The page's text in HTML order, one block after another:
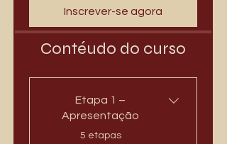
Inscrever-se agora
Contéudo do curso
Etapa 1 –
Apresentação
.
5 etapas